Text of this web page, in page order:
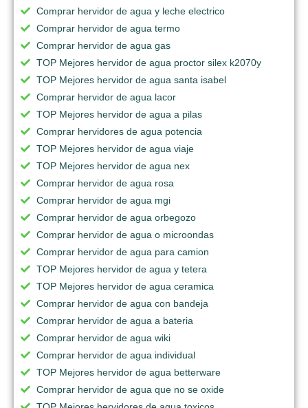
Comprar hervidor de agua y leche electrico
Comprar hervidor de agua termo
Comprar hervidor de agua gas
TOP Mejores hervidor de agua proctor silex k2070y
TOP Mejores hervidor de agua santa isabel
Comprar hervidor de agua lacor
TOP Mejores hervidor de agua a pilas
Comprar hervidores de agua potencia
TOP Mejores hervidor de agua viaje
TOP Mejores hervidor de agua nex
Comprar hervidor de agua rosa
Comprar hervidor de agua mgi
Comprar hervidor de agua orbegozo
Comprar hervidor de agua o microondas
Comprar hervidor de agua para camion
TOP Mejores hervidor de agua y tetera
TOP Mejores hervidor de agua ceramica
Comprar hervidor de agua con bandeja
Comprar hervidor de agua a bateria
Comprar hervidor de agua wiki
Comprar hervidor de agua individual
TOP Mejores hervidor de agua betterware
Comprar hervidor de agua que no se oxide